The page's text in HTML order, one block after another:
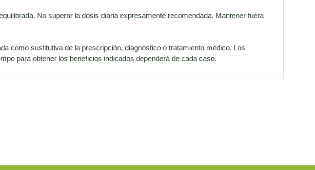
No superar la dosis diaria expresamente recomendada. Mantener fuera
como sustitutiva de la prescripción, diagnóstico o tratamiento médico. Los
para obtener los beneficios indicados dependerá de cada caso.